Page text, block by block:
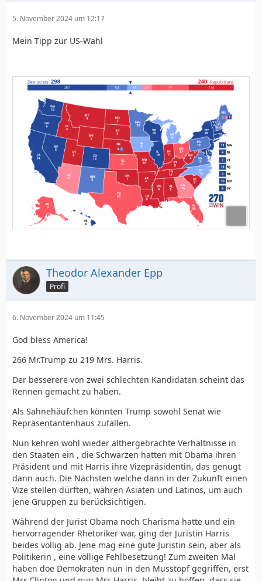
5. November 2024 um 12:17
Mein Tipp zur US-Wahl
Theodor Alexander Epp
Profi
6. November 2024 um 11:45
God bless America!
266 Mr.Trump zu 219 Mrs. Harris.
Der besserere von zwei schlechten Kandidaten scheint das
Rennen gemacht zu haben.
Als Sahnehäufchen könnten Trump sowohl Senat wie
Repräsentantenhaus zufallen.
Nun kehren wohl wieder althergebrachte Verhältnisse in
den Staaten ein , die Schwarzen hatten mit Obama ihren
Präsident und mit Harris ihre Vizepräsidentin, das genugt
dann auch. Die Nächsten welche dann in der Zukunft einen
Vize stellen dürften, währen Asiaten und Latinos, um auch
jene Gruppen zu berücksichtigen.
Während der Jurist Obama noch Charisma hatte und ein
hervorragender Rhetoriker war, ging der Juristin Harris
beides völlig ab. Jene mag eine gute Juristin sein, aber als
Politikerin , eine völlige Fehlbesetzung! Zum zweiten Mal
haben doe Demokraten nun in den Musstopf gegriffen, erst